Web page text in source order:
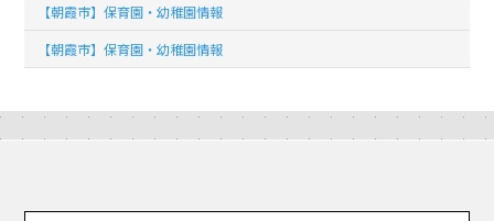
【朝霞市】保育園・幼稚園情報
【朝霞市】保育園・幼稚園情報